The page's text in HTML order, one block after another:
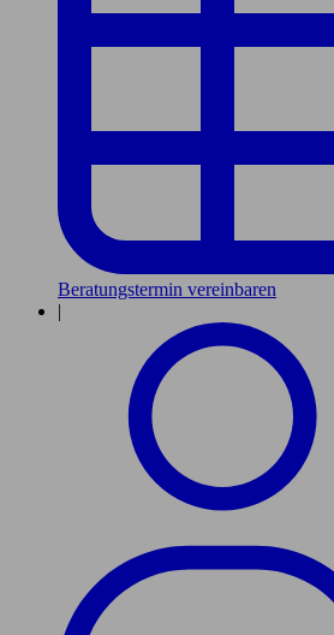
Beratungstermin vereinbaren
|